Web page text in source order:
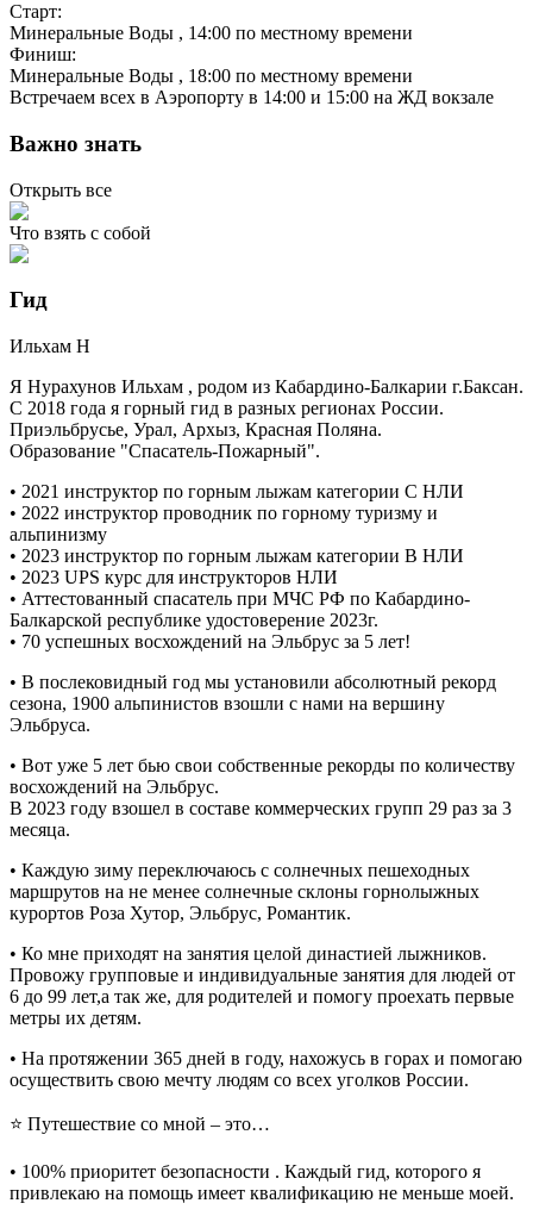
Старт:
Минеральные Воды , 14:00 по местному времени
Финиш:
Минеральные Воды , 18:00 по местному времени
Встречаем всех в Аэропорту в 14:00 и 15:00 на ЖД вокзале
Важно знать
Открыть все
Что взять с собой
Гид
Ильхам Н
Я Нурахунов Ильхам , родом из Кабардино-Балкарии г.Баксан.
С 2018 года я горный гид в разных регионах России.
Приэльбрусье, Урал, Архыз, Красная Поляна.
Образование "Спасатель-Пожарный".
• 2021 инструктор по горным лыжам категории С НЛИ
• 2022 инструктор проводник по горному туризму и
альпинизму
• 2023 инструктор по горным лыжам категории B НЛИ
• 2023 UPS курс для инструкторов НЛИ
• Аттестованный спасатель при МЧС РФ по Кабардино-
Балкарской республике удостоверение 2023г.
• 70 успешных восхождений на Эльбрус за 5 лет!
• В послековидный год мы установили абсолютный рекорд
сезона, 1900 альпинистов взошли с нами на вершину
Эльбруса.
• Вот уже 5 лет бью свои собственные рекорды по количеству
восхождений на Эльбрус.
В 2023 году взошел в составе коммерческих групп 29 раз за 3
месяца.
• Каждую зиму переключаюсь с солнечных пешеходных
маршрутов на не менее солнечные склоны горнолыжных
курортов Роза Хутор, Эльбрус, Романтик.
• Ко мне приходят на занятия целой династией лыжников.
Провожу групповые и индивидуальные занятия для людей от
6 до 99 лет,а так же, для родителей и помогу проехать первые
метры их детям.
• На протяжении 365 дней в году, нахожусь в горах и помогаю
осуществить свою мечту людям со всех уголков России.
⭐️ Путешествие со мной – это…
• 100% приоритет безопасности . Каждый гид, которого я
привлекаю на помощь имеет квалификацию не меньше моей.